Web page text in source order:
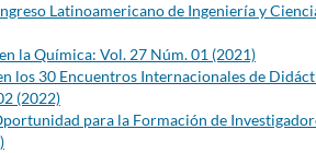
Latinoamericano de Ingeniería y
la Química: Vol. 27 Núm. 01 (2021)
los 30 Encuentros Internacionales de
(2022)
para la Formación de